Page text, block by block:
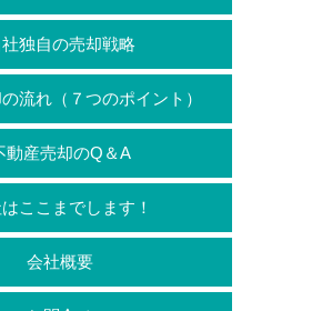
社独自の売却戦略
流れ（７つのポイント）
動産売却のQ＆A
ここまでします！
会社概要